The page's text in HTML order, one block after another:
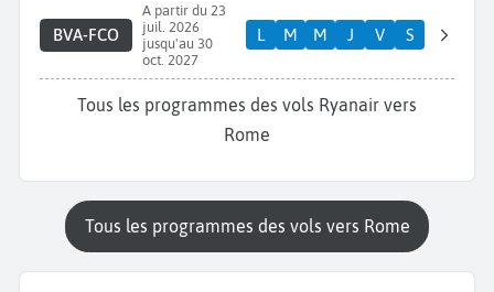
BVA-FCO
A partir du 23
juil. 2026
jusqu'au 30
oct. 2027
L M M J V S
Tous les programmes des vols Ryanair vers
Rome
Tous les programmes des vols vers Rome